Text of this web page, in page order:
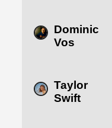
Dominic
Vos
Taylor
Swift